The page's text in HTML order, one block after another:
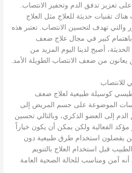
تعزيز تدفق الدم وتحفيز الانتصاب.
تقنيات حديثة للعلاج مثل العلاج
والتي تهدف لتحسين الانتصاب. تعتبر هذه
باهتمام كبير في مجال علاج ضعف
أصبح لدينا اليوم المزيد من
يعانون من ضعف الانتصاب الطويلة الأمد.
كوسيلة طبيعية لعلاج ضعف
الموضوعة على جسم المريض إلى
إلى العضو الذكري، وبالتالي تحسين
مؤكد الفعالية ولكن يمكن أن يكون خياراً
يفضلون استخدام طرق طبيعية دون
قبل استخدام العلاج بالتنويم
آمن ومناسب للحالة الصحية العامة